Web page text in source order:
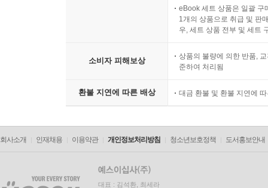
eBook 세트 상품은 일괄 구
1개의 상품으로 취급 및 판
우, 세트 상품 전부 및 세트
소비자 피해보상
상품의 불량에 의한 반품,
준하여 처리됨
환불 지연에 따른 배상 대금 환불 및 환불 지연에
회사소개 인재채용 이용약관 개인정보처리방침 청소년보호정책 도서홍보안내
대표 : 김석환, 최세라